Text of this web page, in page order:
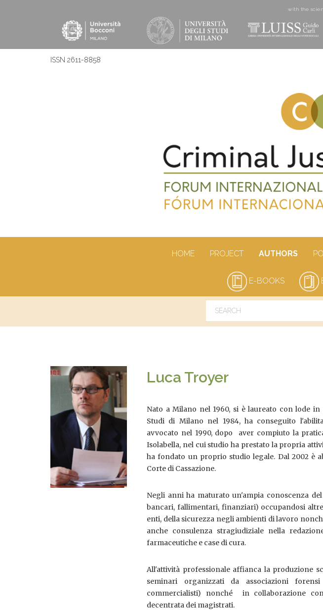
with the
ISSN 2611-8858
HOME PROJECT AUTHORS
E-BOOKS
Luca Troyer
Nato a Milano nel 1960, si è laureato con lode
Studi di Milano nel 1984, ha conseguito
avvocato nel 1990, dopo aver compiuto la
Isolabella, nel cui studio ha prestato la propria
ha fondato un proprio studio legale. Dal 2002 è
Corte di Cassazione.
Negli anni ha maturato un'ampia conoscenza
bancari, fallimentari, finanziari) occupandosi
enti, della sicurezza negli ambienti di lavoro
anche consulenza stragiudiziale nella
farmaceutiche e case di cura.
All'attività professionale affianca la produzione
seminari organizzati da associazioni
commercialisti) nonché in collaborazione
decentrata dei magistrati.